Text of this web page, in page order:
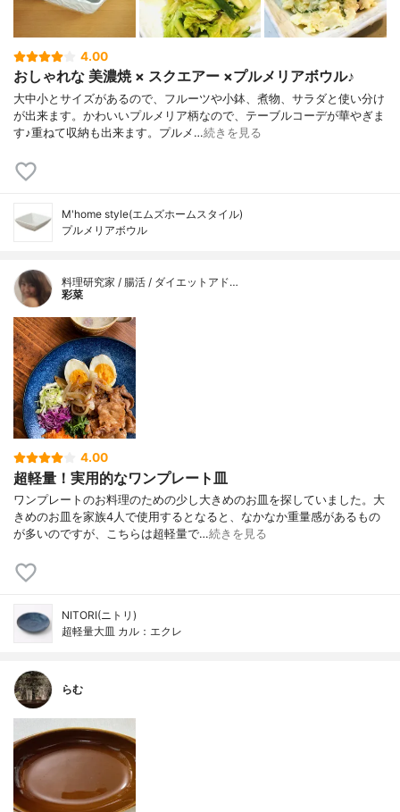
4.00
おしゃれな 美濃焼 × スクエアー ×プルメリアボウル♪
大中小とサイズがあるので、フルーツや小鉢、煮物、サラダと使い分け
が出来ます。かわいいプルメリア柄なので、テーブルコーデが華やぎま
す♪重ねて収納も出来ます。プルメ…続きを見る
M'home style(エムズホームスタイル)
プルメリアボウル
料理研究家 / 腸活 / ダイエットアド…
彩菜
4.00
超軽量！実用的なワンプレート皿
ワンプレートのお料理のための少し大きめのお皿を探していました。大
きめのお皿を家族4人で使用するとなると、なかなか重量感があるもの
が多いのですが、こちらは超軽量で…続きを見る
NITORI(ニトリ)
超軽量大皿 カル：エクレ
らむ